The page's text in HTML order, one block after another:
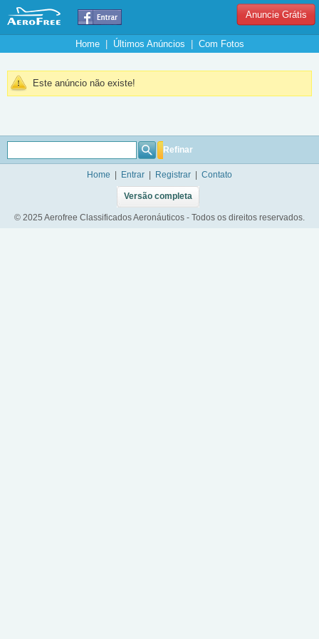
Anuncie Grátis
Home| Últimos Anúncios Com Fotos
Este anúncio não existe!
Refinar
Home Entrar Registrar Contato
Versão completa
© 2025 Aerofree Classificados Aeronáuticos - Todos os direitos reservados.